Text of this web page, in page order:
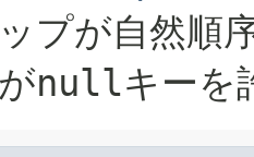
プが自然順
nullキーを